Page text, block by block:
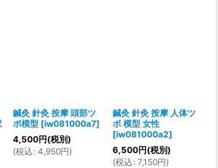
鍼灸 針灸 按摩 頭部ツ
ボ模型 [iw081000a7]
4,500円(税別)
(税込 : 4,950円)
鍼灸 針灸 按摩 人体ツ
ボ 模型 女性
[iw081000a2]
6,500円(税別)
(税込 : 7,150円)